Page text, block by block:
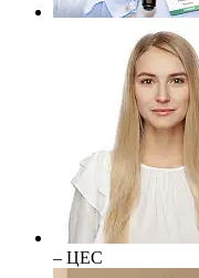
– ЦЕС